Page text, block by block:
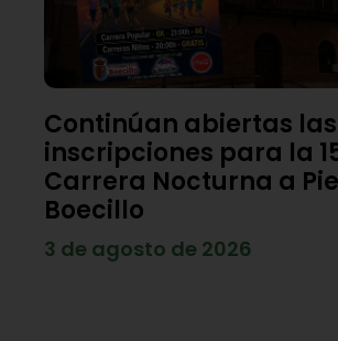
Continúan abiertas las
inscripciones para la
Carrera Nocturna a
Boecillo
3 de agosto de 2026